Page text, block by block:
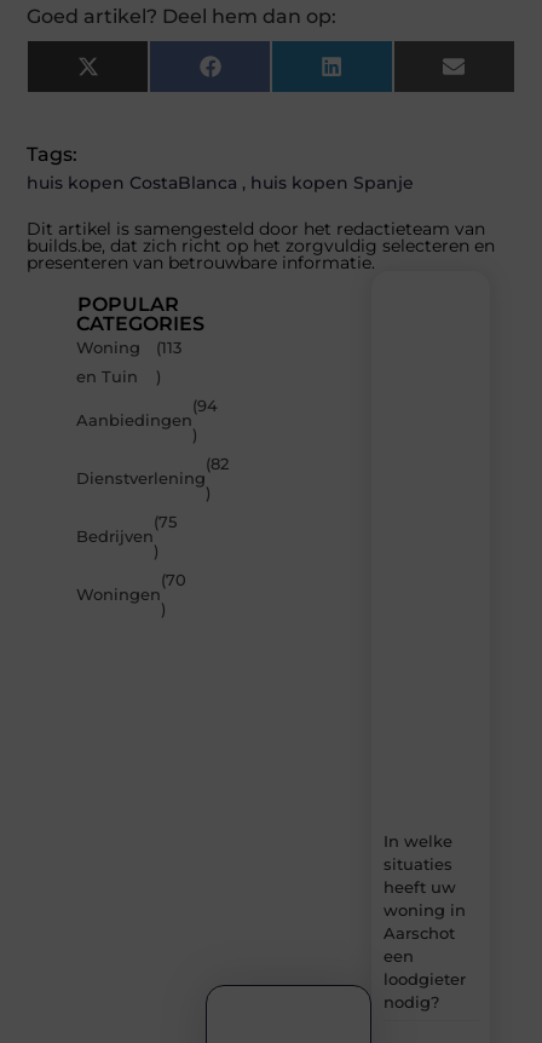
Goed artikel? Deel hem dan op:
X
(Twitter)
Facebook LinkedIn Email
Tags:
huis kopen CostaBlanca , huis kopen Spanje
Dit artikel is samengesteld door het redactieteam van
builds.be, dat zich richt op het zorgvuldig selecteren en
presenteren van betrouwbare informatie.
POPULAR
CATEGORIES
Woning
en Tuin
(113
)
Aanbiedingen
(94
)
Dienstverlening
(82
)
Bedrijven
(75
)
Woningen
(70
)
In welke
situaties
heeft uw
woning in
Aarschot
een
loodgieter
nodig?